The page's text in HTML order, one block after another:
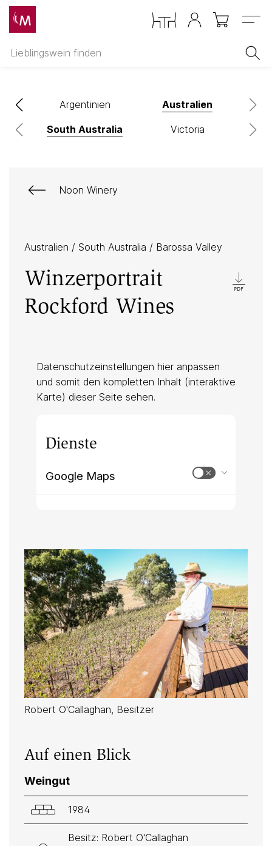
Menu
Argentinien Australien
South Australia Victoria
Noon Winery
Australien / South Australia / Barossa Valley
Winzerportrait
Rockford Wines
Datenschutzeinstellungen hier anpassen
und somit den kompletten Inhalt (interaktive
Karte) dieser Seite sehen.
Dienste
Google Maps
Robert O'Callaghan, Besitzer
Auf einen Blick
Weingut
1984
Besitz: Robert O'Callaghan